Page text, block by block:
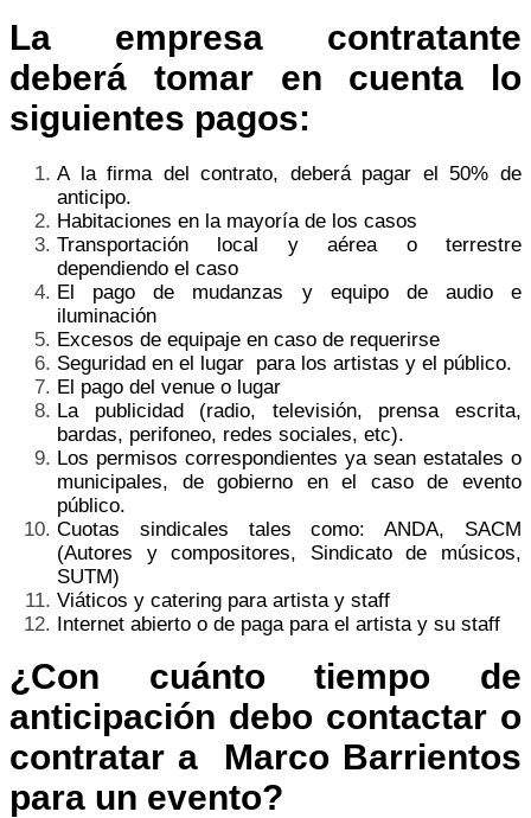
La empresa contratante
deberá tomar en cuenta lo
siguientes pagos:
A la firma del contrato, deberá pagar el 50% de
anticipo.
Habitaciones en la mayoría de los casos
Transportación local y aérea o terrestre
dependiendo el caso
El pago de mudanzas y equipo de audio e
iluminación
Excesos de equipaje en caso de requerirse
Seguridad en el lugar para los artistas y el público.
El pago del venue o lugar
La publicidad (radio, televisión, prensa escrita,
bardas, perifoneo, redes sociales, etc).
Los permisos correspondientes ya sean estatales o
municipales, de gobierno en el caso de evento
público.
Cuotas sindicales tales como: ANDA, SACM
(Autores y compositores, Sindicato de músicos,
SUTM)
Viáticos y catering para artista y staff
Internet abierto o de paga para el artista y su staff
¿Con cuánto tiempo de
anticipación debo contactar o
contratar a Marco Barrientos
para un evento?